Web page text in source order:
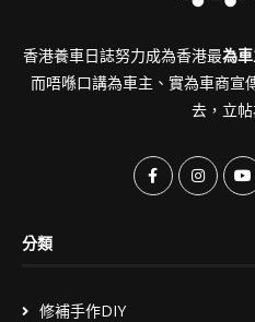
香港養車日誌努力成為香港最為
而唔喺口講為車主、實為車商宣
去，立帖
分類
修補手作DIY